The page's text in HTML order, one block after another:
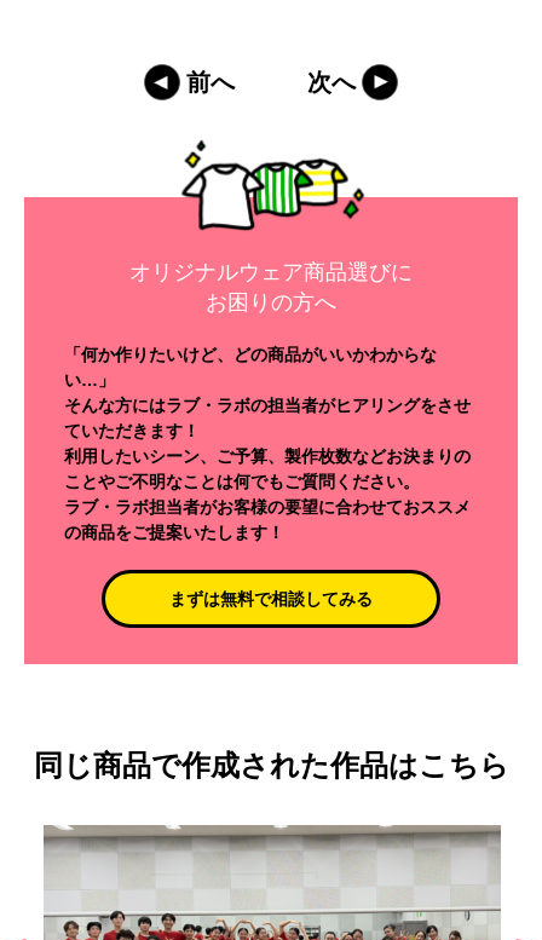
前へ 次へ
オリジナルウェア商品選びに
お困りの方へ
「何か作りたいけど、どの商品がいいかわからな
い…」
そんな方にはラブ・ラボの担当者がヒアリングをさせ
ていただきます！
利用したいシーン、ご予算、製作枚数などお決まりの
ことやご不明なことは何でもご質問ください。
ラブ・ラボ担当者がお客様の要望に合わせておススメ
の商品をご提案いたします！
まずは無料で相談してみる
同じ商品で作成された作品はこちら